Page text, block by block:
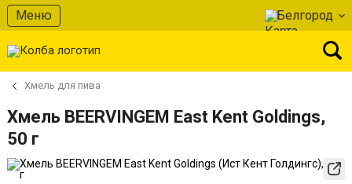
Меню Белгород
Хмель для пива
Хмель BEERVINGEM East Kent Goldings,
50 г